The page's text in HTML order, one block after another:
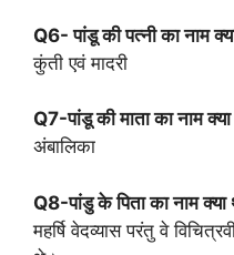
Q6- पांडू की पत्नी का नाम
कुंती एवं मादरी
Q7-पांडू की माता का नाम क्या
अंबालिका
Q8-पांडु के पिता का नाम क्या
महर्षि वेदव्यास परंतु वे